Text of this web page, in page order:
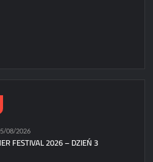
08/2026
FESTIVAL 2026 – DZIEŃ 3